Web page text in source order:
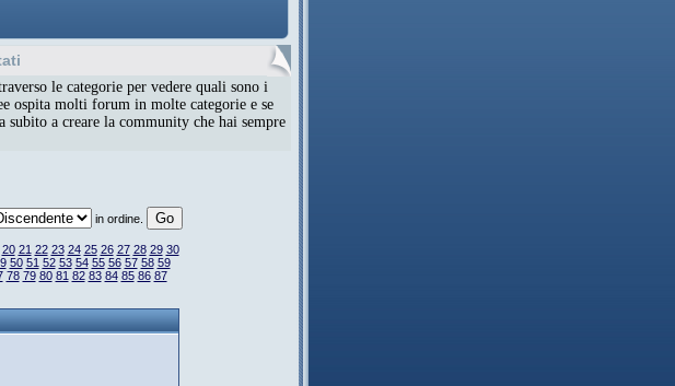
le categorie per vedere quali sono i
ospita molti forum in molte categorie e se
a creare la community che hai sempre
in ordine.
20 21 22 23 24 25 26 27 28 29 30
50 51 52 53 54 55 56 57 58 59
78 79 80 81 82 83 84 85 86 87